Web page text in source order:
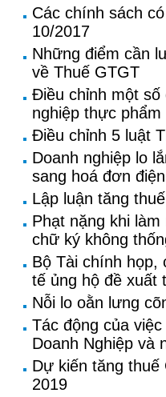
Các chính sách
10/2017
Những điểm cần
về Thuế GTGT
Điều chỉnh một số
nghiệp thực phẩm
Điều chỉnh 5 luật
Doanh nghiệp lo
sang hoá đơn
Lập luận tăng
Phạt nặng khi
chữ ký không
Bộ Tài chính họp,
tế ủng hộ đề xuất
Nỗi lo oằn lưng
Tác động của
Doanh Nghiệp và
Dự kiến tăng
2019